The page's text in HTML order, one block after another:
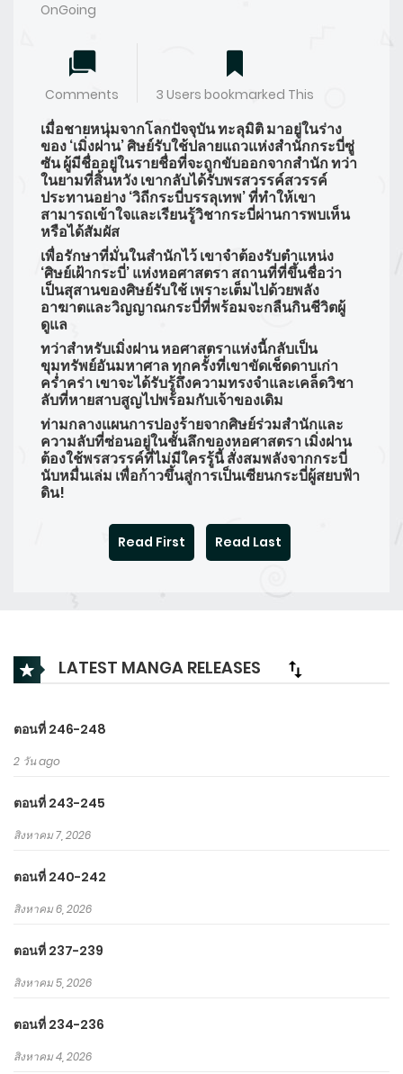
OnGoing
Comments 3 Users bookmarked This
เมื่อชายหนุ่มจากโลกปัจจุบัน ทะลุมิติ มาอยู่ในร่าง
ของ ‘เมิ่งฝาน’ ศิษย์รับใช้ปลายแถวแห่งสำนักกระบี่ซู่
ซัน ผู้มีชื่ออยู่ในรายชื่อที่จะถูกขับออกจากสำนัก ทว่า
ในยามที่สิ้นหวัง เขากลับได้รับพรสวรรค์สวรรค์
ประทานอย่าง ‘วิถีกระบี่บรรลุเทพ’ ที่ทำให้เขา
สามารถเข้าใจและเรียนรู้วิชากระบี่ผ่านการพบเห็น
หรือได้สัมผัส
เพื่อรักษาที่มั่นในสำนักไว้ เขาจำต้องรับตำแหน่ง
‘ศิษย์เฝ้ากระบี่’ แห่งหอศาสตรา สถานที่ที่ขึ้นชื่อว่า
เป็นสุสานของศิษย์รับใช้ เพราะเต็มไปด้วยพลัง
อาฆาตและวิญญาณกระบี่ที่พร้อมจะกลืนกินชีวิตผู้
ดูแล
ทว่าสำหรับเมิ่งฝาน หอศาสตราแห่งนี้กลับเป็น
ขุมทรัพย์อันมหาศาล ทุกครั้งที่เขาขัดเช็ดดาบเก่า
คร่ำคร่า เขาจะได้รับรู้ถึงความทรงจำและเคล็ดวิชา
ลับที่หายสาบสูญไปพร้อมกับเจ้าของเดิม
ท่ามกลางแผนการปองร้ายจากศิษย์ร่วมสำนักและ
ความลับที่ซ่อนอยู่ในชั้นลึกของหอศาสตรา เมิ่งฝาน
ต้องใช้พรสวรรค์ที่ไม่มีใครรู้นี้ สั่งสมพลังจากกระบี่
นับหมื่นเล่ม เพื่อก้าวขึ้นสู่การเป็นเซียนกระบี่ผู้สยบฟ้า
ดิน!
Read First Read Last
LATEST MANGA RELEASES
ตอนที่ 246-248
2 วัน ago
ตอนที่ 243-245
สิงหาคม 7, 2026
ตอนที่ 240-242
สิงหาคม 6, 2026
ตอนที่ 237-239
สิงหาคม 5, 2026
ตอนที่ 234-236
สิงหาคม 4, 2026